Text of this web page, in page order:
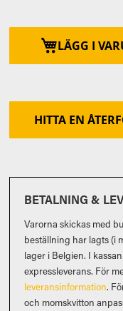
LÄGG I
HITTA EN
BETALNING &
Varorna skickas med
beställning har lagts (i
lager i Belgien. I
expressleverans. För
leveransinformation.
och momskvitton